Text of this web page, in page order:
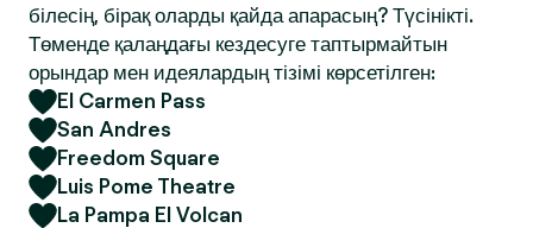
білесің, бірақ оларды қайда апарасың? Түсінікті.
Төменде қалаңдағы кездесуге таптырмайтын
орындар мен идеялардың тізімі көрсетілген:
El Carmen Pass
San Andres
Freedom Square
Luis Pome Theatre
La Pampa El Volcan